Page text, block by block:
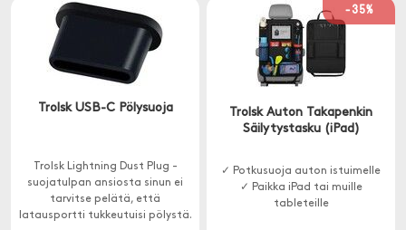
Trolsk USB-C Pölysuoja
Trolsk Lightning Dust Plug -
suojatulpan ansiosta sinun ei
tarvitse pelätä, että
latausportti tukkeutuisi pölystä.
-35%
Trolsk Auton Takapenkin
Säilytystasku (iPad)
✓ Potkusuoja auton istuimelle
✓ Paikka iPad tai muille
tableteille